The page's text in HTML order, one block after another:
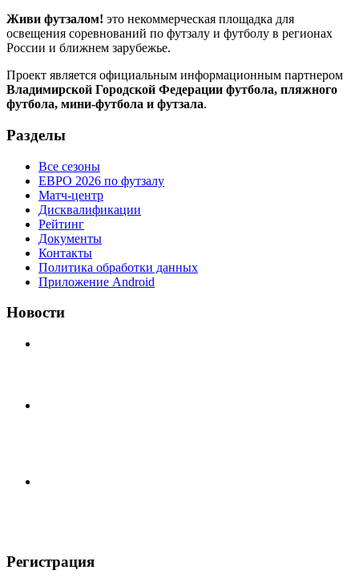
Живи футзалом! это некоммерческая площадка для
освещения соревнований по футзалу и футболу в регионах
России и ближнем зарубежье.
Проект является официальным информационным партнером
Владимирской Городской Федерации футбола, пляжного
футбола, мини-футбола и футзала.
Разделы
Все сезоны
ЕВРО 2026 по футзалу
Матч-центр
Дисквалификации
Рейтинг
Документы
Контакты
Политика обработки данных
Приложение Android
Новости
Регистрация